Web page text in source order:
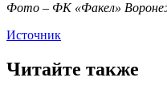
Фото – ФК «Факел»
Источник
Читайте также